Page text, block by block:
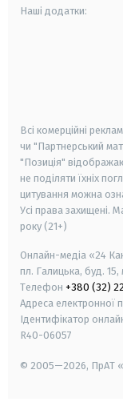
Наші додатки:
Всі комерційні
чи "Партнерський
"Позиція"
не поділяти їхніх
цитування можна
Усі права захищені.
року (21+)
Онлайн-медіа «24
пл. Галицька, буд. 15,
Телефон +380 (32)
Адреса електронної
Ідентифікатор
R40-06057
© 2005—2026, ПрАТ